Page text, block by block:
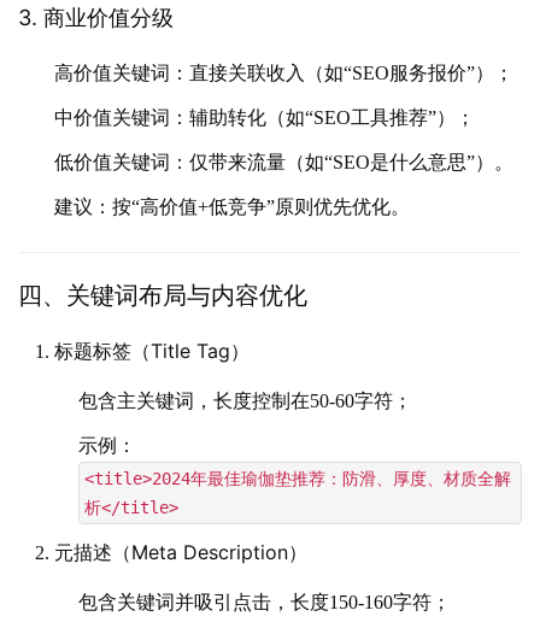
3. 商业价值分级
高价值关键词 ：直接关联收入（如“SEO服务报价”）；
中价值关键词 ：辅助转化（如“SEO工具推荐”）；
低价值关键词 ：仅带来流量（如“SEO是什么意思”）。
建议 ：按“高价值+低竞争”原则优先优化。
四、关键词布局与内容优化
标题标签（Title Tag）
包含主关键词，长度控制在50-60字符；
示例：
<title>2024年最佳瑜伽垫推荐：防滑、厚度、材质全解
析</title>
元描述（Meta Description）
包含关键词并吸引点击，长度150-160字符；